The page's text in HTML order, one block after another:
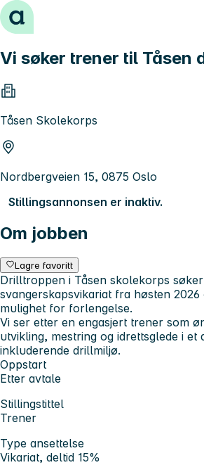
Hopp til innhold
Vi søker trener til Tåsen
Tåsen Skolekorps
Nordbergveien 15, 0875 Oslo
Stillingsannonsen er inaktiv.
Om jobben
Lagre favoritt
Drilltroppen i Tåsen skolekorps
svangerskapsvikariat fra høsten
mulighet for forlengelse.
Vi ser etter en engasjert trener som
utvikling, mestring og idrettsglede i et
inkluderende drillmiljø.
Oppstart
Etter avtale
Stillingstittel
Trener
Type ansettelse
Vikariat, deltid 15%